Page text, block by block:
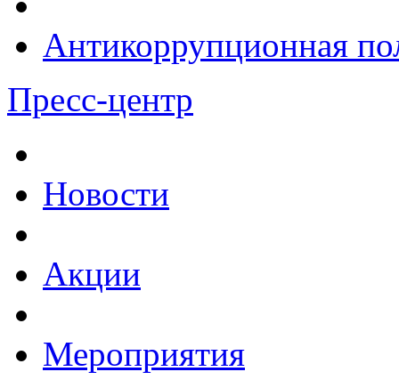
Антикоррупционная
Пресс-центр
Новости
Акции
Мероприятия